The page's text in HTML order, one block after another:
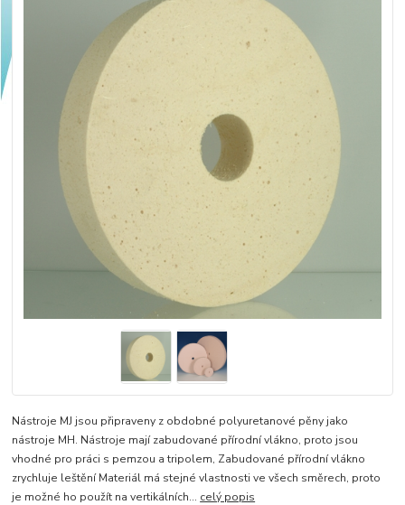
Nástroje MJ jsou připraveny z obdobné polyuretanové pěny jako
nástroje MH. Nástroje mají zabudované přírodní vlákno, proto jsou
vhodné pro práci s pemzou a tripolem, Zabudované přírodní vlákno
zrychluje leštění Materiál má stejné vlastnosti ve všech směrech, proto
je možné ho použít na vertikálních... celý popis